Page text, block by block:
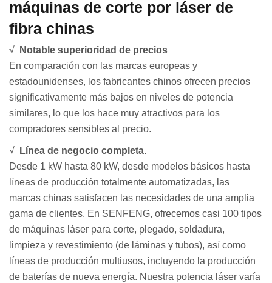
máquinas de corte por láser de
fibra chinas
√
Notable superioridad de precios
En comparación con las marcas europeas y
estadounidenses, los fabricantes chinos ofrecen precios
significativamente más bajos en niveles de potencia
similares, lo que los hace muy atractivos para los
compradores sensibles al precio.
√
Línea de negocio completa.
Desde 1 kW hasta 80 kW, desde modelos básicos hasta
líneas de producción totalmente automatizadas, las
marcas chinas satisfacen las necesidades de una amplia
gama de clientes. En SENFENG, ofrecemos casi 100 tipos
de máquinas láser para corte, plegado, soldadura,
limpieza y revestimiento (de láminas y tubos), así como
líneas de producción multiusos, incluyendo la producción
de baterías de nueva energía. Nuestra potencia láser varía